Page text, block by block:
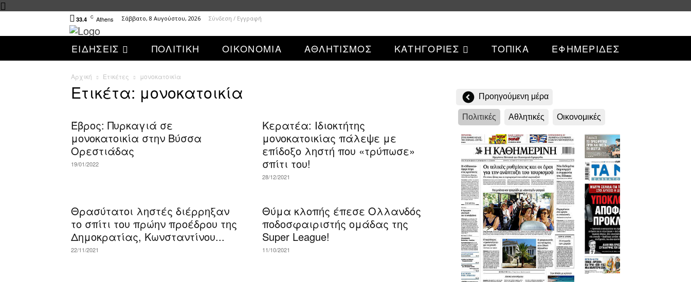
33.4 C Athens Σάββατο, 8 Αυγούστου, 2026 Σύνδεση / Εγγραφή
ΕΙΔΗΣΕΙΣ ΠΟΛΙΤΙΚΗ ΟΙΚΟΝΟΜΙΑ ΑΘΛΗΤΙΣΜΟΣ ΚΑΤΗΓΟΡΙΕΣ ΤΟΠΙΚΑ ΕΦΗΜΕΡΙΔΕΣ
Αρχική Ετικέτες μονοκατοικία
Ετικέτα: μονοκατοικία
Έβρος: Πυρκαγιά σε
μονοκατοικία στην Βύσσα
Ορεστιάδας
19/01/2022
Κερατέα: Ιδιοκτήτης
μονοκατοικίας πάλεψε με
επίδοξο ληστή που «τρύπωσε»
σπίτι του!
28/12/2021
Θρασύτατοι ληστές διέρρηξαν
το σπίτι του πρώην προέδρου της
Δημοκρατίας, Κωνσταντίνου...
22/11/2021
Θύμα κλοπής έπεσε Ολλανδός
ποδοσφαιριστής ομάδας της
Super League!
11/10/2021